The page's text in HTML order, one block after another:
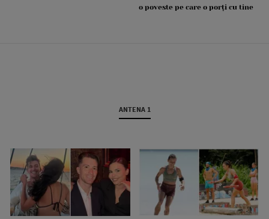
o poveste pe care o porți cu tine
ANTENA 1